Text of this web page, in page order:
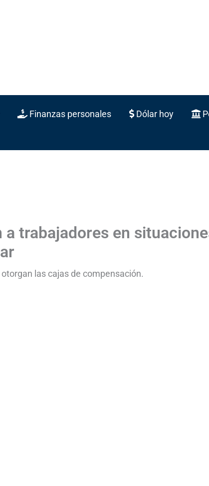
Finanzas personales Dólar hoy
trabajadores en
las cajas de compensación.